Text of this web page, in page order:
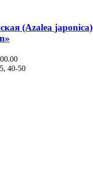
(Azalea japonica)
40-50